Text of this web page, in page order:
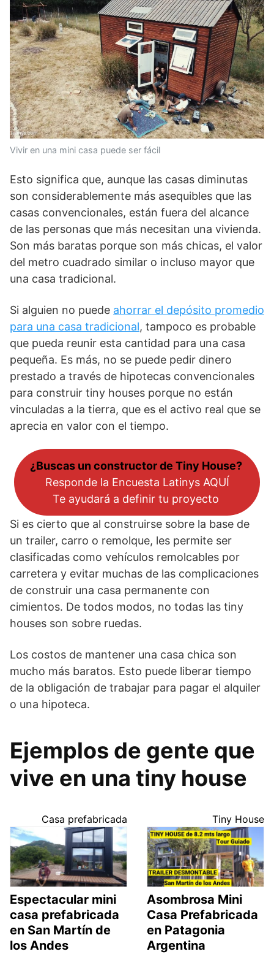
Vivir en una mini casa puede ser fácil
Esto significa que, aunque las casas diminutas
son considerablemente más asequibles que las
casas convencionales, están fuera del alcance
de las personas que más necesitan una vivienda.
Son más baratas porque son más chicas, el valor
del metro cuadrado similar o incluso mayor que
una casa tradicional.
Si alguien no puede ahorrar el depósito promedio
para una casa tradicional, tampoco es probable
que pueda reunir esta cantidad para una casa
pequeña. Es más, no se puede pedir dinero
prestado a través de hipotecas convencionales
para construir tiny houses porque no están
vinculadas a la tierra, que es el activo real que se
aprecia en valor con el tiempo.
¿Buscas un constructor de Tiny House?
Responde la Encuesta Latinys AQUÍ
Te ayudará a definir tu proyecto
Si es cierto que al construirse sobre la base de
un trailer, carro o remolque, les permite ser
clasificadas como vehículos remolcables por
carretera y evitar muchas de las complicaciones
de construir una casa permanente con
cimientos. De todos modos, no todas las tiny
houses son sobre ruedas.
Los costos de mantener una casa chica son
mucho más baratos. Esto puede liberar tiempo
de la obligación de trabajar para pagar el alquiler
o una hipoteca.
Ejemplos de gente que
vive en una tiny house
Casa prefabricada
Espectacular mini
casa prefabricada
en San Martín de
los Andes
Tiny House
Asombrosa Mini
Casa Prefabricada
en Patagonia
Argentina